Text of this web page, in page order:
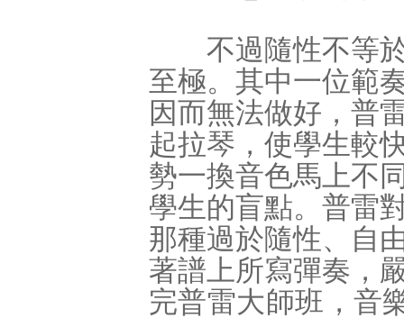
不過隨性不等於
至極。其中一位範
因而無法做好，普
起拉琴，使學生較
勢一換音色馬上不
學生的盲點。普雷
那種過於隨性、自
著譜上所寫彈奏，
完普雷大師班，音